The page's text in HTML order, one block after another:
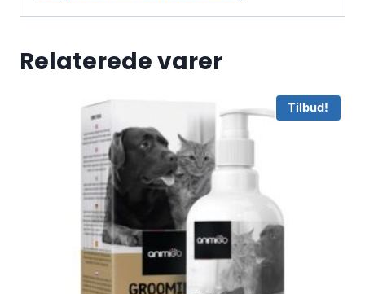
Relaterede varer
Tilbud!